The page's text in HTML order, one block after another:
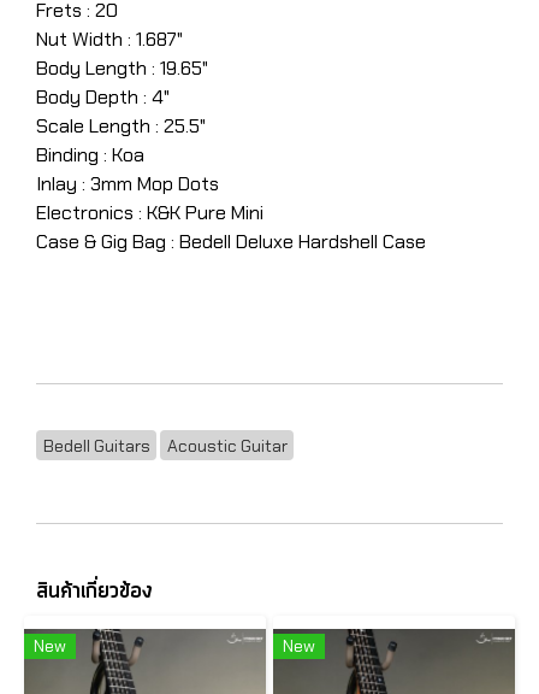
Frets : 20
Nut Width : 1.687"
Body Length : 19.65"
Body Depth : 4"
Scale Length : 25.5"
Binding : Koa
Inlay : 3mm Mop Dots
Electronics : K&K Pure Mini
Case & Gig Bag : Bedell Deluxe Hardshell Case
Bedell Guitars Acoustic Guitar
สินค้าเกี่ยวข้อง
New New